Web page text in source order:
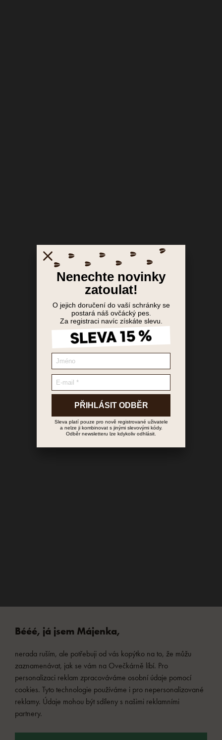
Bééé, já jsem Májenka,
nerada ruším, ale potřebuji od vás kopýtko na to, že můžu
zaznamenávat, jak se vám na Ovečkárně líbí. Pro
personalizaci reklam zpracováváme osobní údaje pomocí
cookies. Tyto technologie používáme i pro nepersonalizované
reklamy. Údaje mohou být sdíleny s našimi reklamními
partnery.